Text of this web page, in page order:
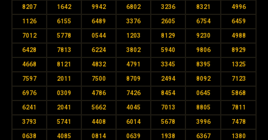
8207 1642 9942 6802 3236 8321 4996
1126 6155 6489 3376 2605 6754 6459
7012 5778 0544 1203 8129 9230 4988
6428 7813 6224 3802 5940 9806 8929
4668 8121 4832 4791 3345 8395 1325
7597 2011 7500 8709 2494 8092 7123
6976 0309 4786 7426 8454 0645 5868
6241 2041 5662 4045 7013 8805 7811
3793 5741 4408 6014 5678 3996 7478
0638 4085 0814 0639 1938 6367 1380